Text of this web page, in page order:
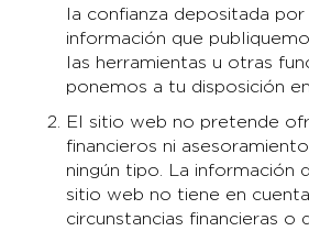
la confianza depositada
información que
las herramientas u otras
ponemos a tu disposición
El sitio web no pretende
financieros ni
ningún tipo. La información
sitio web no tiene en
circunstancias financieras o